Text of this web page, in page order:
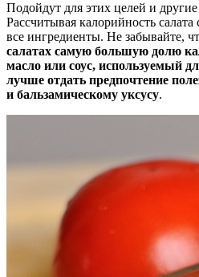
Подойдут для этих целей и
Рассчитывая калорийность
все ингредиенты. Не забывайте,
салатах самую большую долю
масло или соус, используемый
лучше отдать предпочтение
и бальзамическому уксусу.